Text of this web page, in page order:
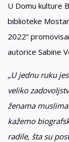
U Domu kulture
biblioteke
2022“
autorice Sabine
„U jednu ruku
veliko
ženama
kažemo
radile, šta su